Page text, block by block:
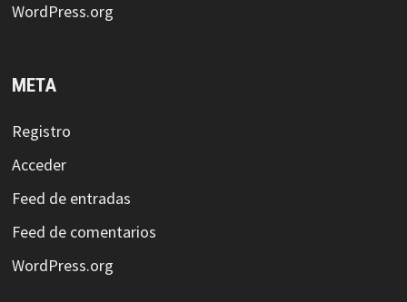
WordPress.org
META
Registro
Acceder
Feed de entradas
Feed de comentarios
WordPress.org